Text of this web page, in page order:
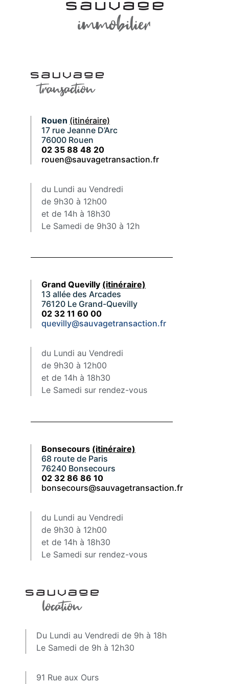
Rouen (itinéraire)
17 rue Jeanne D’Arc
76000 Rouen
02 35 88 48 20
rouen@sauvagetransaction.fr
du Lundi au Vendredi
de 9h30 à 12h00
et de 14h à 18h30
Le Samedi de 9h30 à 12h
Grand Quevilly (itinéraire)
13 allée des Arcades
76120 Le Grand-Quevilly
02 32 11 60 00
quevilly@sauvagetransaction.fr
du Lundi au Vendredi
de 9h30 à 12h00
et de 14h à 18h30
Le Samedi sur rendez-vous
Bonsecours (itinéraire)
68 route de Paris
76240 Bonsecours
02 32 86 86 10
bonsecours@sauvagetransaction.fr
du Lundi au Vendredi
de 9h30 à 12h00
et de 14h à 18h30
Le Samedi sur rendez-vous
Du Lundi au Vendredi de 9h à 18h
Le Samedi de 9h à 12h30
91 Rue aux Ours